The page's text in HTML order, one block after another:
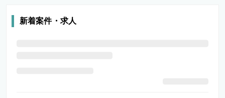
新着案件・求人